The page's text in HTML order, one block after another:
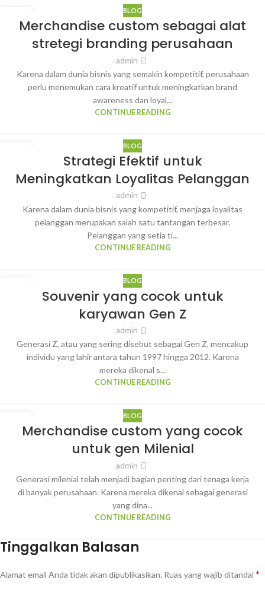
10
MAR
BLOG
Merchandise custom sebagai alat
stretegi branding perusahaan
admin
Karena dalam dunia bisnis yang semakin kompetitif, perusahaan
perlu menemukan cara kreatif untuk meningkatkan brand
awareness dan loyal...
CONTINUE READING
BLOG
Strategi Efektif untuk
Meningkatkan Loyalitas Pelanggan
admin
Karena dalam dunia bisnis yang kompetitif, menjaga loyalitas
pelanggan merupakan salah satu tantangan terbesar.
Pelanggan yang setia ti...
CONTINUE READING
BLOG
Souvenir yang cocok untuk
karyawan Gen Z
admin
Generasi Z, atau yang sering disebut sebagai Gen Z, mencakup
individu yang lahir antara tahun 1997 hingga 2012. Karena
mereka dikenal s...
CONTINUE READING
07 BLOG
Merchandise custom yang cocok
untuk gen Milenial
admin
Generasi milenial telah menjadi bagian penting dari tenaga kerja
di banyak perusahaan. Karena mereka dikenal sebagai generasi
yang dina...
CONTINUE READING
Tinggalkan Balasan
Alamat email Anda tidak akan dipublikasikan. Ruas yang wajib ditandai*